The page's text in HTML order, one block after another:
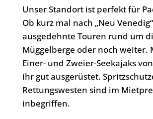
Unser Standort ist perfekt für
Ob kurz mal nach „Neu
ausgedehnte Touren rund um
Müggelberge oder noch weiter.
Einer- und Zweier-Seekajaks
ihr gut ausgerüstet.
Rettungswesten sind im
inbegriffen.